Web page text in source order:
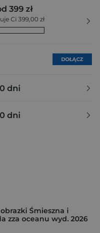
399 zł
Ci 399,00 zł
DOŁĄCZ
dni
dni
Śmieszna i
zza oceanu wyd. 2026